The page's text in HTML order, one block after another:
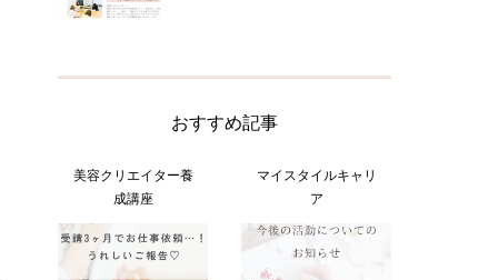
おすすめ記事
美容クリエイター養
成講座
マイスタイルキャリ
ア